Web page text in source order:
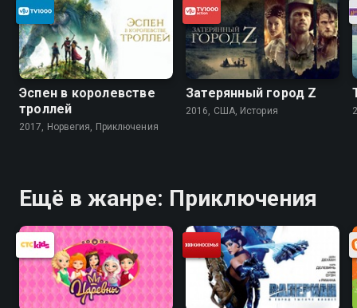
Эспен в королевстве
троллей
2017, Норвегия, Приключения
Затерянный город Z
2016, США, История
Ещё в жанре: Приключения